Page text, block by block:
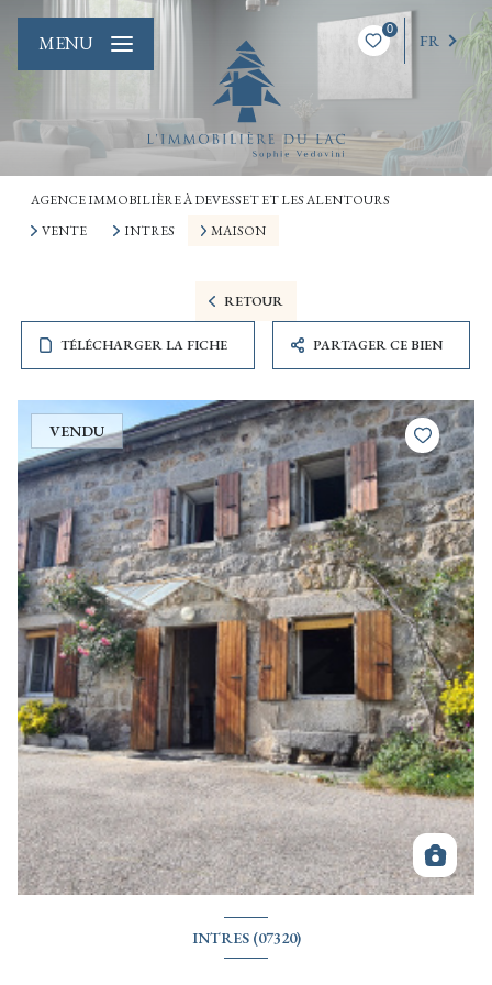
0
FR
MENU
AGENCE IMMOBILIÈRE À DEVESSET ET LES ALENTOURS
VENTE
INTRES MAISON
RETOUR
TÉLÉCHARGER LA FICHE PARTAGER CE BIEN
VENDU
INTRES (07320)